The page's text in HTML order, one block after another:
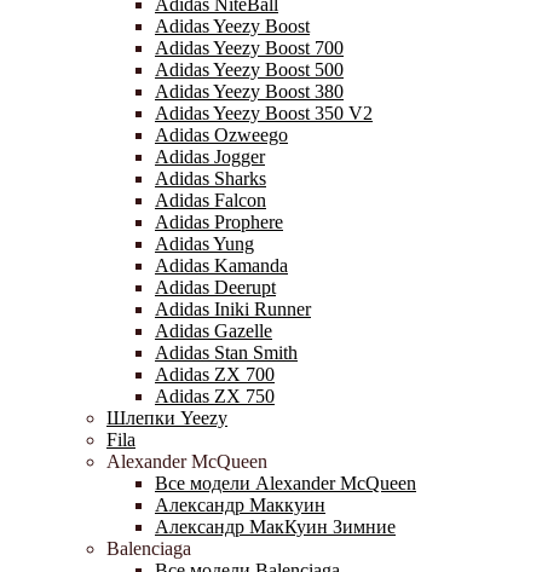
Adidas NiteBall
Adidas Yeezy Boost
Adidas Yeezy Boost 700
Adidas Yeezy Boost 500
Adidas Yeezy Boost 380
Adidas Yeezy Boost 350 V2
Adidas Ozweego
Adidas Jogger
Adidas Sharks
Adidas Falcon
Adidas Prophere
Adidas Yung
Adidas Kamanda
Adidas Deerupt
Adidas Iniki Runner
Adidas Gazelle
Adidas Stan Smith
Adidas ZX 700
Adidas ZX 750
Шлепки Yeezy
Fila
Alexander McQueen
Все модели Alexander McQueen
Александр Маккуин
Александр МакКуин Зимние
Balenciaga